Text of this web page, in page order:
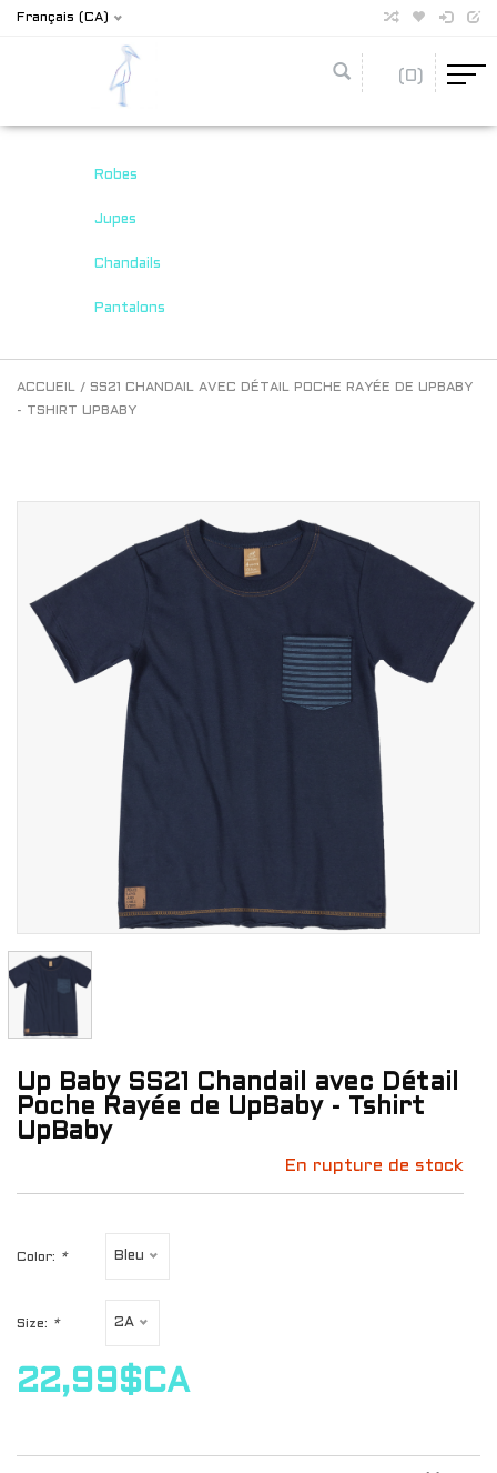
Français (CA)
(0)
Robes
Jupes
Chandails
Pantalons
ACCUEIL / SS21 CHANDAIL AVEC DÉTAIL POCHE RAYÉE DE UPBABY
- TSHIRT UPBABY
Up Baby SS21 Chandail avec Détail
Poche Rayée de UpBaby - Tshirt
UpBaby
En rupture de stock
Color: * Bleu
Size: * 2A
22,99$CA